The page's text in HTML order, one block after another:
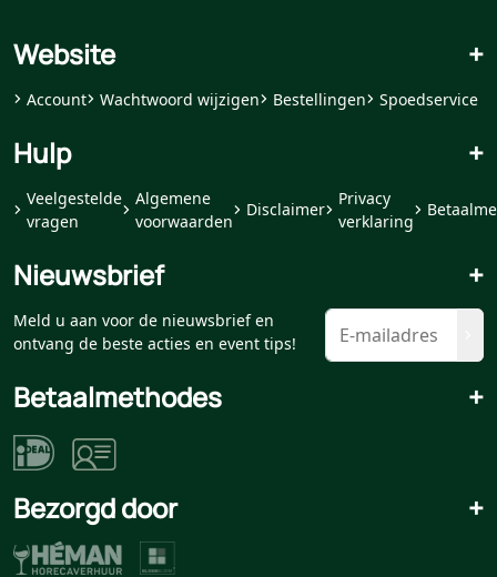
Website +
Account Wachtwoord wijzigen Bestellingen Spoedservice
Hulp +
Veelgestelde
vragen
Algemene
voorwaarden
Disclaimer
Privacy
verklaring
Nieuwsbrief +
Meld u aan voor de nieuwsbrief en
ontvang de beste acties en event tips!
Betaalmethodes +
Bezorgd door +